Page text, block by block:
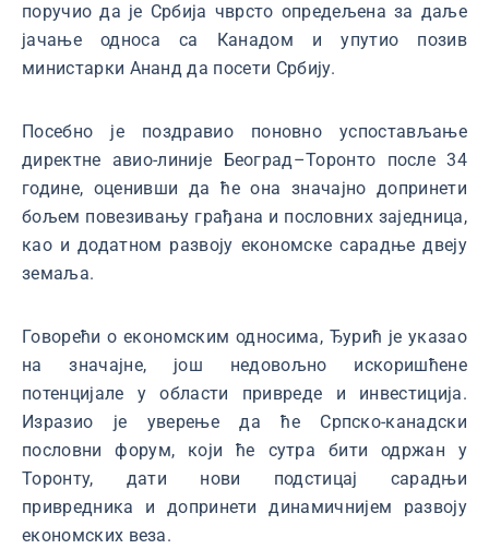
поручио да је Србија чврсто опредељена за даље
јачање односа са Канадом и упутио позив
министарки Ананд да посети Србију.
Посебно је поздравио поновно успостављање
директне авио-линије Београд–Торонто после 34
године, оценивши да ће она значајно допринети
бољем повезивању грађана и пословних заједница,
као и додатном развоју економске сарадње двеју
земаља.
Говорећи о економским односима, Ђурић је указао
на значајне, још недовољно искоришћене
потенцијале у области привреде и инвестиција.
Изразио је уверење да ће Српско-канадски
пословни форум, који ће сутра бити одржан у
Торонту, дати нови подстицај сарадњи
привредника и допринети динамичнијем развоју
економских веза.